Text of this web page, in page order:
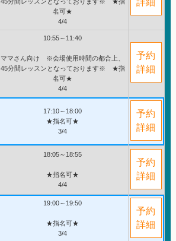
名可★
4/4
詳細
10:55～11:40
ママさん向け ※会場使用時間の都合上、
45分間レッスンとなっております※ ★指
名可★
4/4
予約
詳細
17:10～18:00
★指名可★
3/4
予約
詳細
18:05～18:55
★指名可★
4/4
予約
詳細
19:00～19:50
★指名可★
3/4
予約
詳細